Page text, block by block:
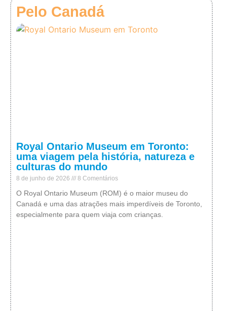
Pelo Canadá
Royal Ontario Museum em Toronto:
uma viagem pela história, natureza e
culturas do mundo
8 de junho de 2026 8 Comentários
O Royal Ontario Museum (ROM) é o maior museu do
Canadá e uma das atrações mais imperdíveis de Toronto,
especialmente para quem viaja com crianças.